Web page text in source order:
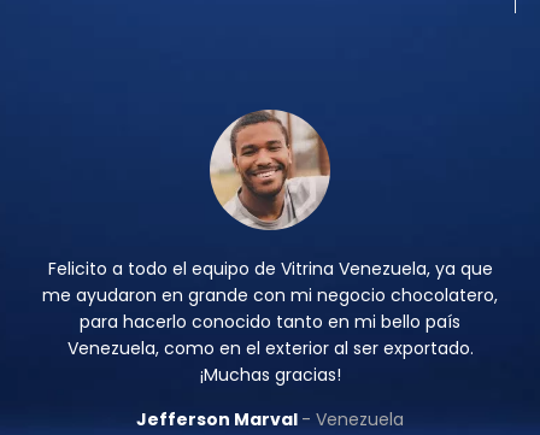
Felicito a todo el equipo de Vitrina Venezuela, ya que
me ayudaron en grande con mi negocio chocolatero,
para hacerlo conocido tanto en mi bello país
Venezuela, como en el exterior al ser exportado.
¡Muchas gracias!
Jefferson Marval
Venezuela